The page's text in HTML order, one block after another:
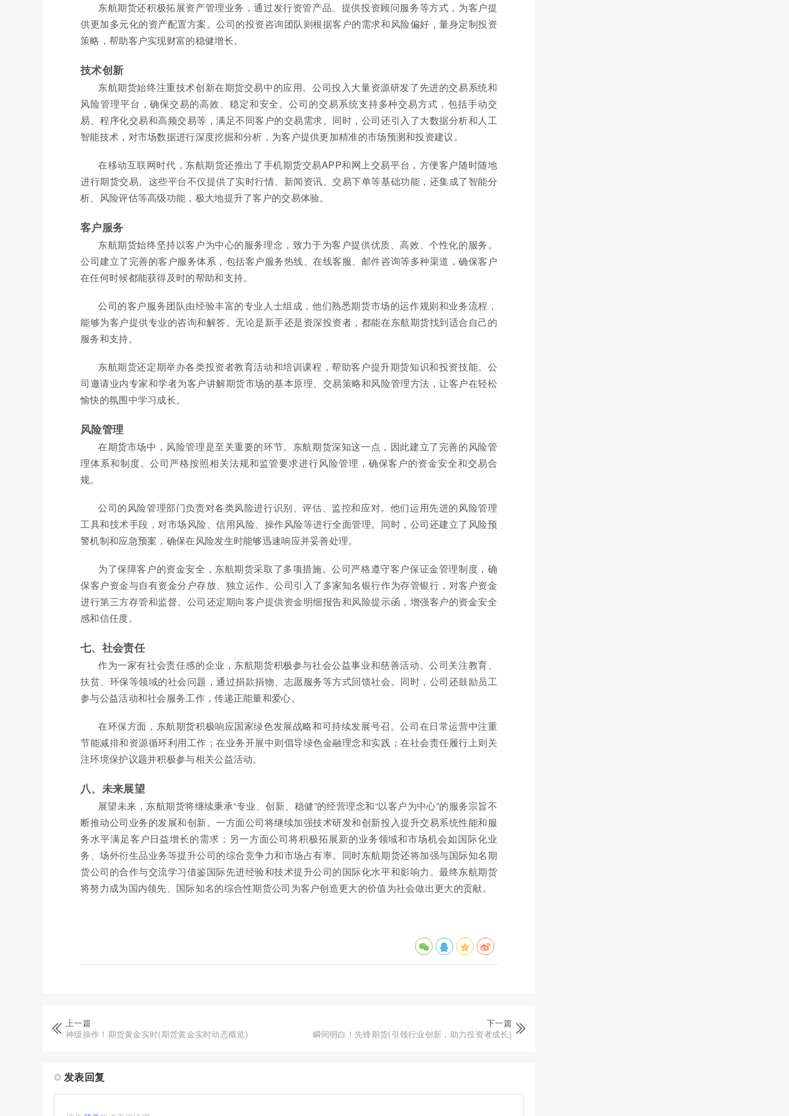
东航期货还积极拓展资产管理业务，通过发行资管产品、提供投资顾问服务等方式，为客户提
供更加多元化的资产配置方案。公司的投资咨询团队则根据客户的需求和风险偏好，量身定制投资
策略，帮助客户实现财富的稳健增长。
技术创新
东航期货始终注重技术创新在期货交易中的应用。公司投入大量资源研发了先进的交易系统和
风险管理平台，确保交易的高效、稳定和安全。公司的交易系统支持多种交易方式，包括手动交
易、程序化交易和高频交易等，满足不同客户的交易需求。同时，公司还引入了大数据分析和人工
智能技术，对市场数据进行深度挖掘和分析，为客户提供更加精准的市场预测和投资建议。
在移动互联网时代，东航期货还推出了手机期货交易APP和网上交易平台，方便客户随时随地
进行期货交易。这些平台不仅提供了实时行情、新闻资讯、交易下单等基础功能，还集成了智能分
析、风险评估等高级功能，极大地提升了客户的交易体验。
客户服务
东航期货始终坚持以客户为中心的服务理念，致力于为客户提供优质、高效、个性化的服务。
公司建立了完善的客户服务体系，包括客户服务热线、在线客服、邮件咨询等多种渠道，确保客户
在任何时候都能获得及时的帮助和支持。
公司的客户服务团队由经验丰富的专业人士组成，他们熟悉期货市场的运作规则和业务流程，
能够为客户提供专业的咨询和解答。无论是新手还是资深投资者，都能在东航期货找到适合自己的
服务和支持。
东航期货还定期举办各类投资者教育活动和培训课程，帮助客户提升期货知识和投资技能。公
司邀请业内专家和学者为客户讲解期货市场的基本原理、交易策略和风险管理方法，让客户在轻松
愉快的氛围中学习成长。
风险管理
在期货市场中，风险管理是至关重要的环节。东航期货深知这一点，因此建立了完善的风险管
理体系和制度。公司严格按照相关法规和监管要求进行风险管理，确保客户的资金安全和交易合
规。
公司的风险管理部门负责对各类风险进行识别、评估、监控和应对。他们运用先进的风险管理
工具和技术手段，对市场风险、信用风险、操作风险等进行全面管理。同时，公司还建立了风险预
警机制和应急预案，确保在风险发生时能够迅速响应并妥善处理。
为了保障客户的资金安全，东航期货采取了多项措施。公司严格遵守客户保证金管理制度，确
保客户资金与自有资金分户存放、独立运作。公司引入了多家知名银行作为存管银行，对客户资金
进行第三方存管和监督。公司还定期向客户提供资金明细报告和风险提示函，增强客户的资金安全
感和信任度。
七、社会责任
作为一家有社会责任感的企业，东航期货积极参与社会公益事业和慈善活动。公司关注教育、
扶贫、环保等领域的社会问题，通过捐款捐物、志愿服务等方式回馈社会。同时，公司还鼓励员工
参与公益活动和社会服务工作，传递正能量和爱心。
在环保方面，东航期货积极响应国家绿色发展战略和可持续发展号召。公司在日常运营中注重
节能减排和资源循环利用工作；在业务开展中则倡导绿色金融理念和实践；在社会责任履行上则关
注环境保护议题并积极参与相关公益活动。
八、未来展望
展望未来，东航期货将继续秉承“专业、创新、稳健”的经营理念和“以客户为中心”的服务宗旨不
断推动公司业务的发展和创新。一方面公司将继续加强技术研发和创新投入提升交易系统性能和服
务水平满足客户日益增长的需求；另一方面公司将积极拓展新的业务领域和市场机会如国际化业
务、场外衍生品业务等提升公司的综合竞争力和市场占有率。同时东航期货还将加强与国际知名期
货公司的合作与交流学习借鉴国际先进经验和技术提升公司的国际化水平和影响力。最终东航期货
将努力成为国内领先、国际知名的综合性期货公司为客户创造更大的价值为社会做出更大的贡献。
上一篇
神级操作！期货黄金实时(期货黄金实时动态概览)
下一篇
瞬间明白！先锋期货(引领行业创新，助力投资者成长)
发表回复